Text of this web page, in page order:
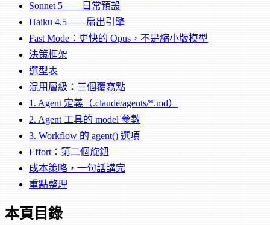
Sonnet 5——日常預設
Haiku 4.5——扇出引擎
Fast Mode：更快的 Opus，不是縮小版模型
決策框架
選型表
混用層級：三個覆寫點
1. Agent 定義（.claude/agents/*.md）
2. Agent 工具的 model 參數
3. Workflow 的 agent() 選項
Effort：第二個旋鈕
成本策略，一句話講完
重點整理
本頁目錄